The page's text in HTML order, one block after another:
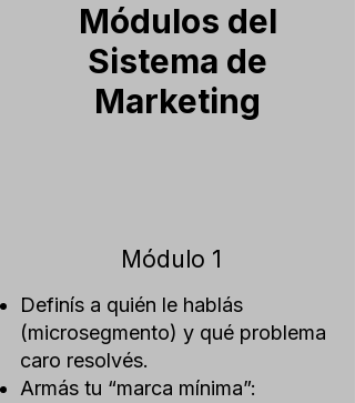
Módulos del
Sistema de
Marketing
Módulo 1
Definís a quién le hablás
(microsegmento) y qué problema
caro resolvés.
Armás tu “marca mínima”: